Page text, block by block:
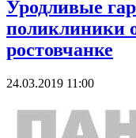
Уродливые
поликлиники
ростовчанке
24.03.2019 11:00